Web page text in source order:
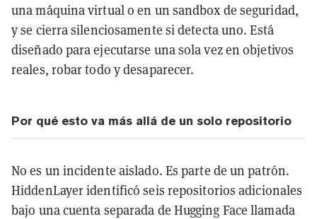
una máquina virtual o en un sandbox de seguridad,
y se cierra silenciosamente si detecta uno. Está
diseñado para ejecutarse una sola vez en objetivos
reales, robar todo y desaparecer.
Por qué esto va más allá de un solo repositorio
No es un incidente aislado. Es parte de un patrón.
HiddenLayer identificó seis repositorios adicionales
bajo una cuenta separada de Hugging Face llamada